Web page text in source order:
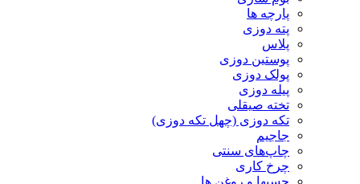
پارچه ها
پته دوزی
پلاس
پوستین دوزی
پولک دوزی
پیله دوزی
تخته صیقلی
تکه دوزی (چهل تکه دوزی)
جاجیم
چاپ‌های سنتی
چرخ کاری